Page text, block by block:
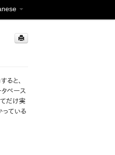
と、
ベース
だけ実
ている